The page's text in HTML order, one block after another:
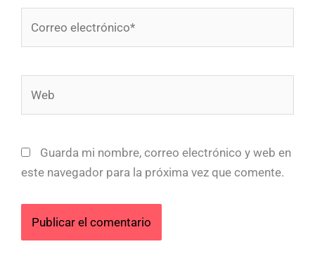
electrónico*
Guarda mi nombre, correo electrónico y web en
este navegador para la próxima vez que comente.